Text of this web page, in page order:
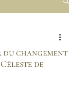
du changement
de